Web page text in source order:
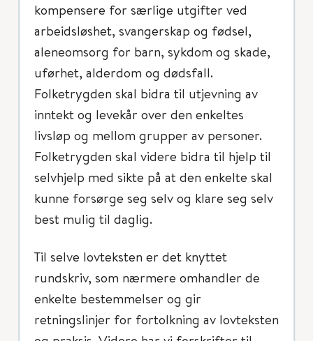
kompensere for særlige utgifter ved
arbeidsløshet, svangerskap og fødsel,
aleneomsorg for barn, sykdom og skade,
uførhet, alderdom og dødsfall.
Folketrygden skal bidra til utjevning av
inntekt og levekår over den enkeltes
livsløp og mellom grupper av personer.
Folketrygden skal videre bidra til hjelp til
selvhjelp med sikte på at den enkelte skal
kunne forsørge seg selv og klare seg selv
best mulig til daglig.
Til selve lovteksten er det knyttet
rundskriv, som nærmere omhandler de
enkelte bestemmelser og gir
retningslinjer for fortolkning av lovteksten